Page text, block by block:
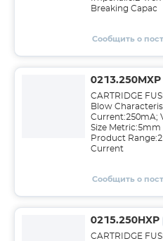
Breaking Capac
Сообщить о
0213.250MXP
CARTRIDGE
Blow
Current:250mA;
Size Metric:5mm
Product
Current
Сообщить о
0215.250HXP
CARTRIDGE